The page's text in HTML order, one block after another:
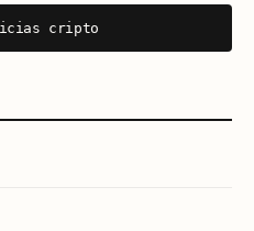
cripto